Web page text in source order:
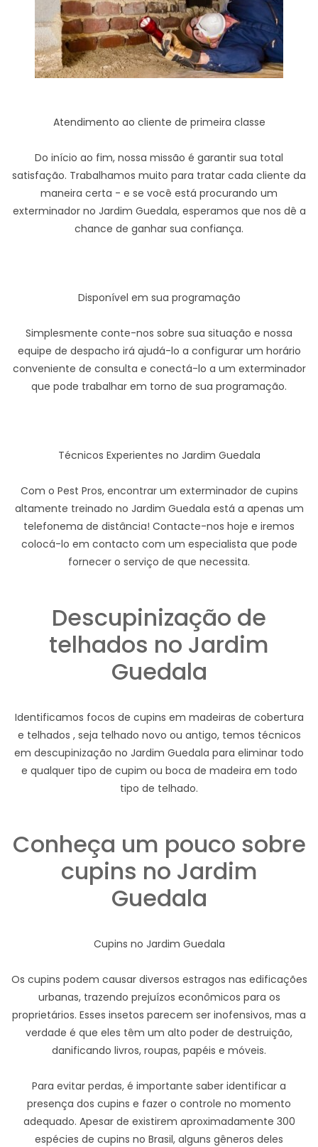
Atendimento ao cliente de primeira classe
Do início ao fim, nossa missão é garantir sua total
satisfação. Trabalhamos muito para tratar cada cliente da
maneira certa - e se você está procurando um
exterminador no Jardim Guedala, esperamos que nos dê a
chance de ganhar sua confiança.
Disponível em sua programação
Simplesmente conte-nos sobre sua situação e nossa
equipe de despacho irá ajudá-lo a configurar um horário
conveniente de consulta e conectá-lo a um exterminador
que pode trabalhar em torno de sua programação.
Técnicos Experientes no Jardim Guedala
Com o Pest Pros, encontrar um exterminador de cupins
altamente treinado no Jardim Guedala está a apenas um
telefonema de distância! Contacte-nos hoje e iremos
colocá-lo em contacto com um especialista que pode
fornecer o serviço de que necessita.
Descupinização de
telhados no Jardim
Guedala
Identificamos focos de cupins em madeiras de cobertura
e telhados , seja telhado novo ou antigo, temos técnicos
em descupinização no Jardim Guedala para eliminar todo
e qualquer tipo de cupim ou boca de madeira em todo
tipo de telhado.
Conheça um pouco sobre
cupins no Jardim
Guedala
Cupins no Jardim Guedala
Os cupins podem causar diversos estragos nas edificações
urbanas, trazendo prejuízos econômicos para os
proprietários. Esses insetos parecem ser inofensivos, mas a
verdade é que eles têm um alto poder de destruição,
danificando livros, roupas, papéis e móveis.
Para evitar perdas, é importante saber identificar a
presença dos cupins e fazer o controle no momento
adequado. Apesar de existirem aproximadamente 300
espécies de cupins no Brasil, alguns gêneros deles